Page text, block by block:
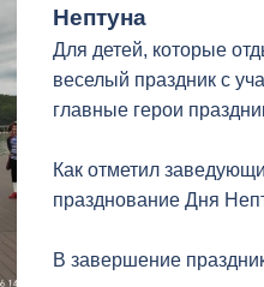
Нептуна
Для детей, которые
веселый праздник с
главные герои
Как отметил
празднование Дня
В завершение